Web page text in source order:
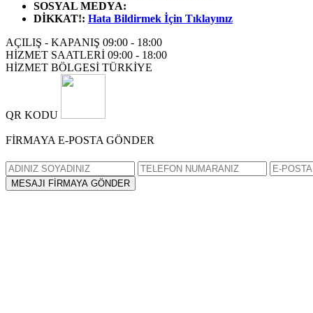
SOSYAL MEDYA:
DİKKAT!: Hata Bildirmek İçin Tıklayınız
AÇILIŞ - KAPANIŞ 09:00 - 18:00
HİZMET SAATLERİ 09:00 - 18:00
HİZMET BÖLGESİ TÜRKİYE
QR KODU
FİRMAYA E-POSTA GÖNDER
MESAJI FİRMAYA GÖNDER